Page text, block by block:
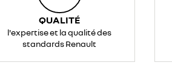
QUALITÉ
l'expertise et la qualité des
standards Renault